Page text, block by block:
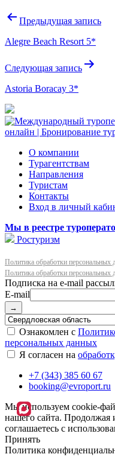
Навигация
записям
Предыдущая запись
Alegre Beach Resort 5*
Следующая запись
Astoria Boracay 3*
О компании
Турагентствам
Направления
Туристам
Контакты
Вход в личный
Мы в реестре
Ростуризм
Политика обработки
Политика обработки
E-mail
→
Ознакомлен с
персональных данных
Я согласен на
+7 (343) 385 60 67
booking@evroport.ru
Мы используем cookie-
нашего сайта. Продолжая
соглашаетесь с
Принять
Политика